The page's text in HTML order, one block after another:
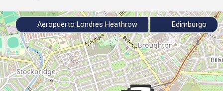
Aeropuerto Londres Heathrow Edimburgo